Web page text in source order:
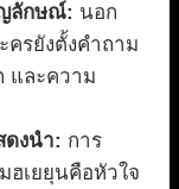
ลักษณ์: นอก
ครยังตั้งคำถาม
และความ
งนำ: การ
ฮเยยุนคือหัวใจ